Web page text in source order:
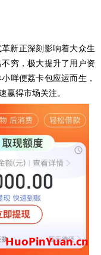
新正深刻影响着大众生
穷，极大提升了用户资
咩便荔卡包应运而生，
赢得市场关注。